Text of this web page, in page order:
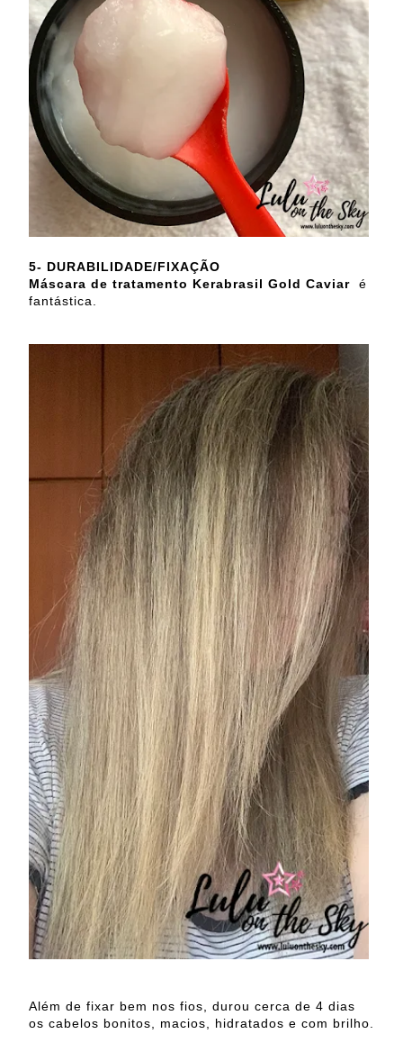
5- DURABILIDADE/FIXAÇÃO
Máscara de tratamento Kerabrasil Gold Caviar é
fantástica.
Além de fixar bem nos fios, durou cerca de 4 dias
os cabelos bonitos, macios, hidratados e com brilho.